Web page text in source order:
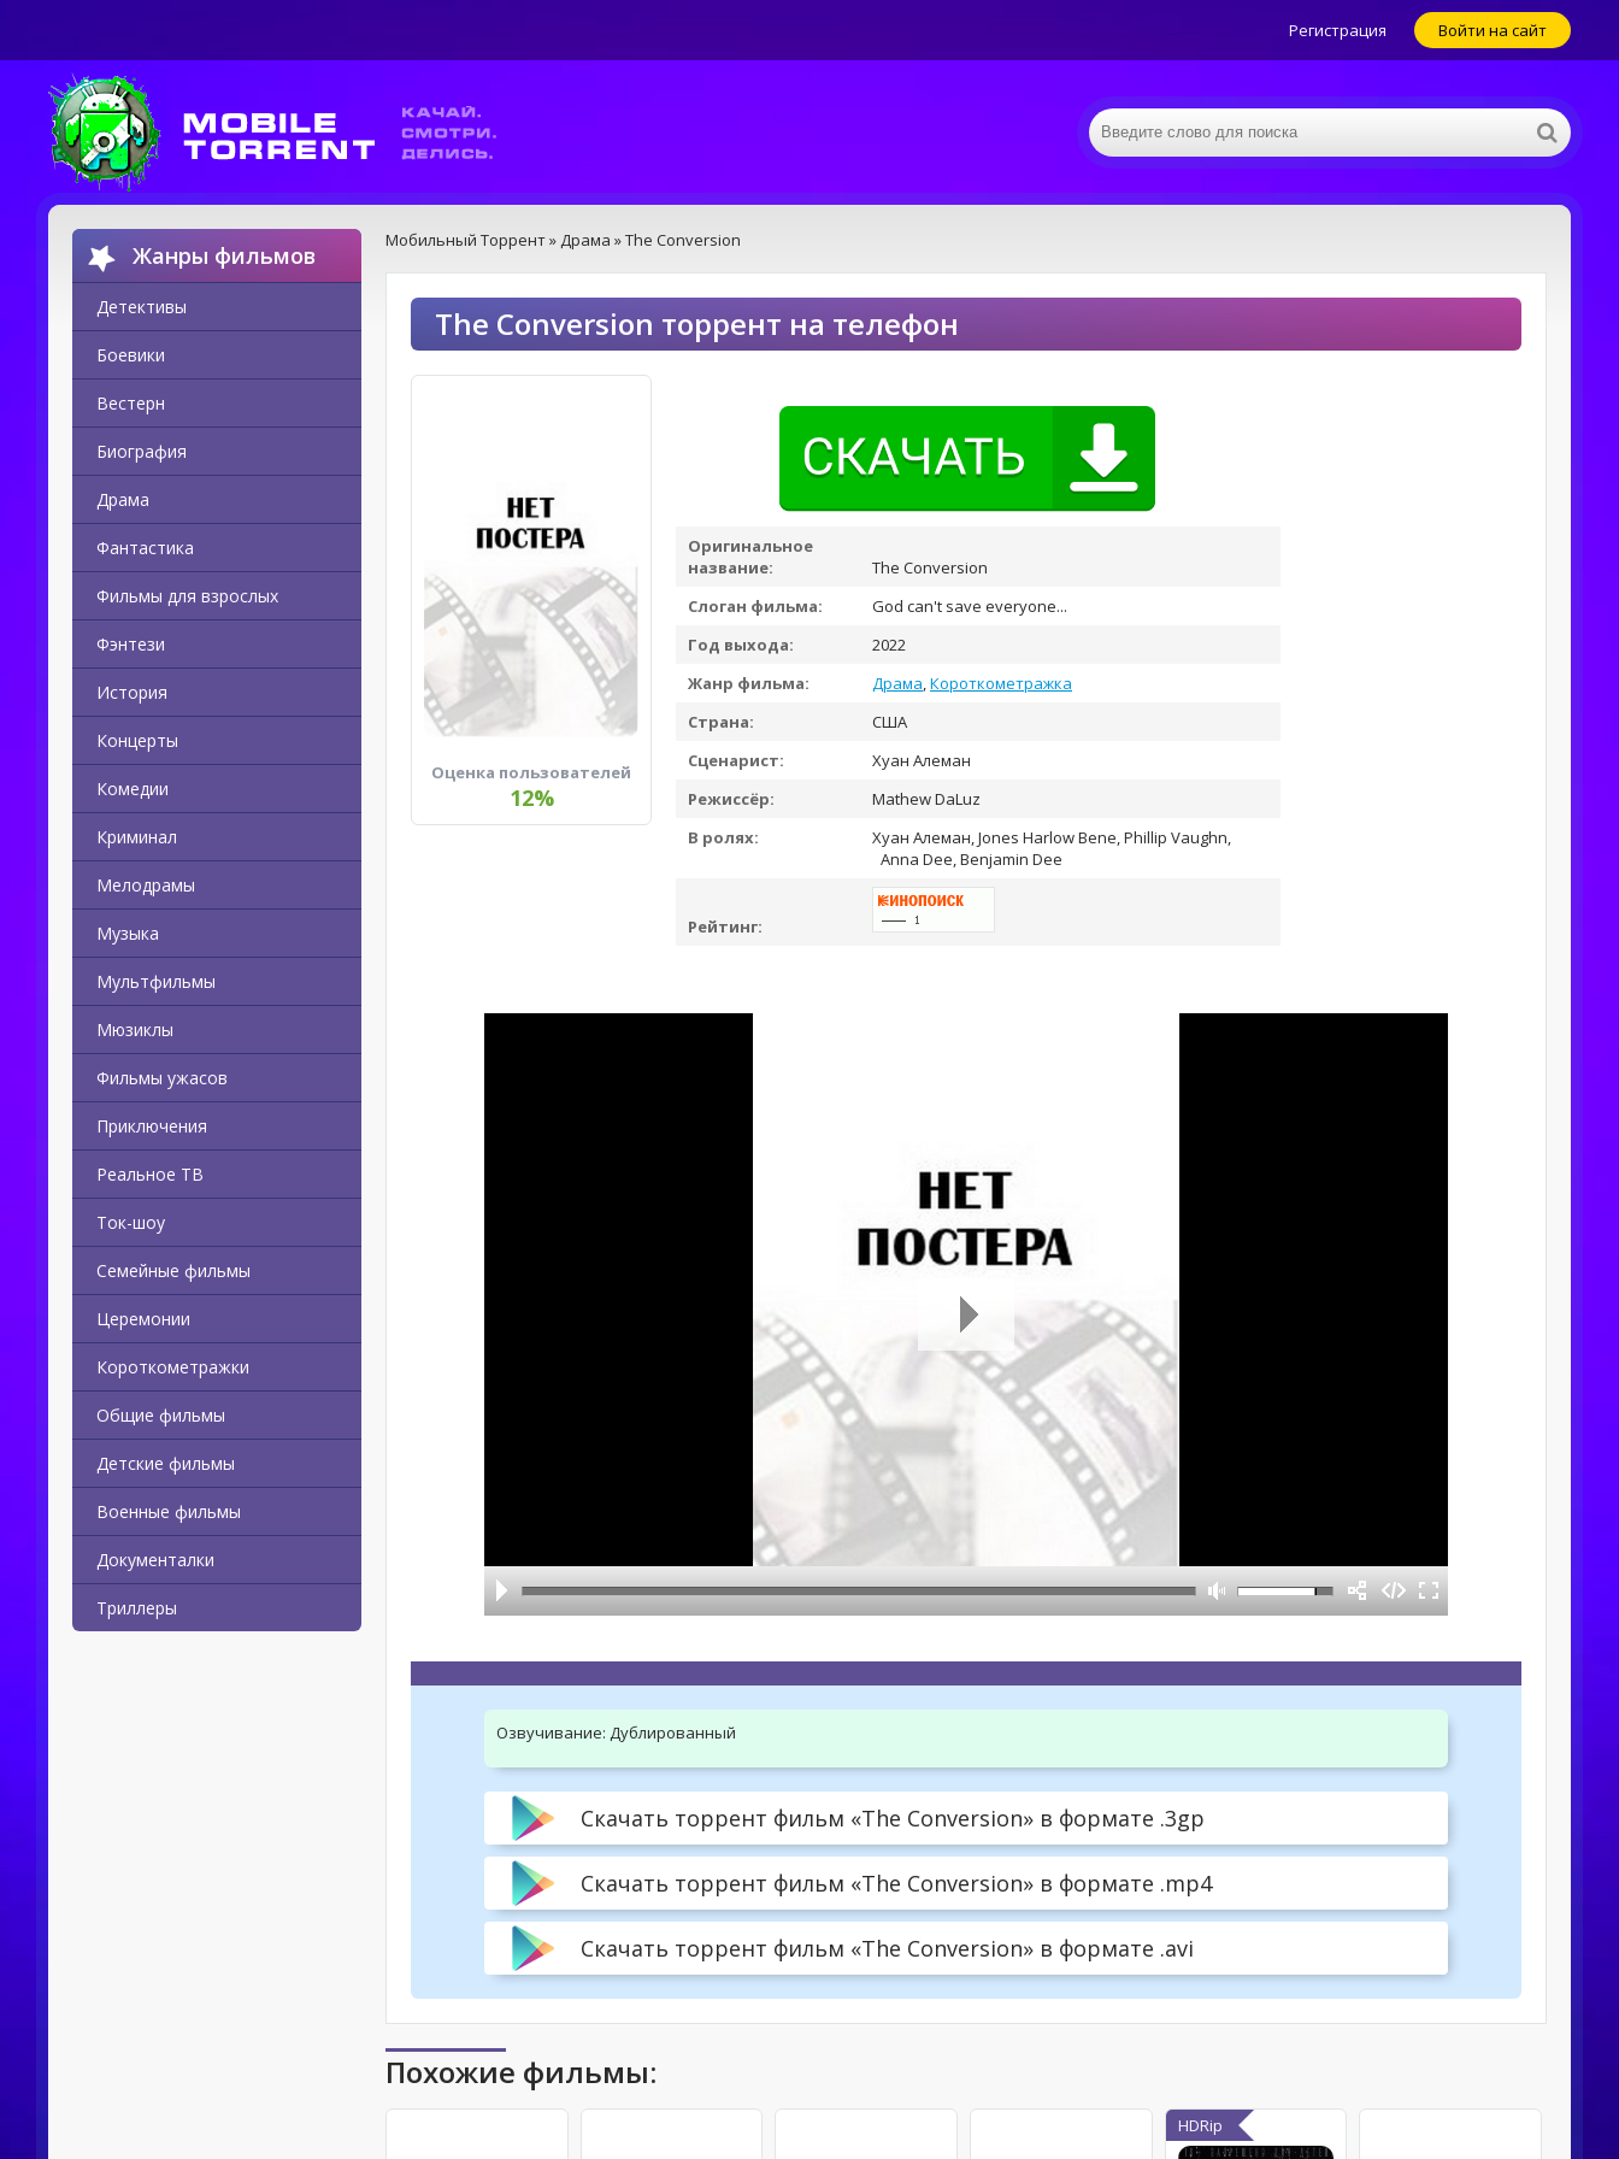
Регистрация Войти на сайт
Жанры фильмов
Детективы
Боевики
Вестерн
Биография
Драма
Фантастика
Фильмы для взрослых
Фэнтези
История
Концерты
Комедии
Криминал
Мелодрамы
Музыка
Мультфильмы
Мюзиклы
Фильмы ужасов
Приключения
Реальное ТВ
Ток-шоу
Семейные фильмы
Церемонии
Короткометражки
Общие фильмы
Детские фильмы
Военные фильмы
Документалки
Триллеры
Мобильный Торрент» Драма » The Conversion
The Conversion торрент на телефон
Оценка пользователей
12%
Оригинальное
название:
The Conversion
Слоган фильма:
God can't save everyone...
Год выхода:
2022
Жанр фильма:
Драма,Короткометражка
Страна:
США
Сценарист:
Хуан Алеман
Режиссёр:
Mathew DaLuz
В ролях:
Хуан Алеман, Jones Harlow Bene, Phillip Vaughn,
Anna Dee, Benjamin Dee
Рейтинг:
Озвучивание: Дублированный
Скачать торрент фильм «The Conversion» в формате .3gp
Скачать торрент фильм «The Conversion» в формате .mp4
Скачать торрент фильм «The Conversion» в формате .avi
Похожие фильмы:
HDRip